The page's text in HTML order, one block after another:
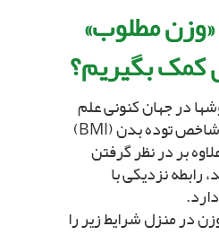
مطلوب»
کمک بگیریم؟
در جهان کنونى علم
تغذیه، استفاده از شاخص توده بدن (BMI)
بر در نظر گرفتن
رابطه نزدیکى با
در منزل شرایط زیر را